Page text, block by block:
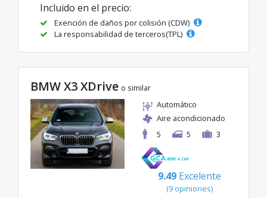
Incluido en el precio:
Exención de daños por colisión (CDW)
La responsabilidad de terceros(TPL)
BMW X3 XDrive o similar
Automático
Aire acondicionado
5
5 3
9.49 Excelente
(9 opiniones)